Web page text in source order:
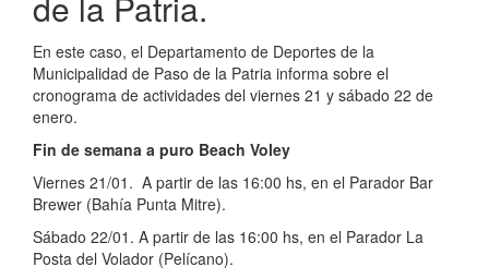
En este caso, el Departamento de Deportes de la
Municipalidad de Paso de la Patria informa sobre el
cronograma de actividades del viernes 21 y sábado 22 de
enero.
Fin de semana a puro Beach Voley
Viernes 21/01. A partir de las 16:00 hs, en el Parador Bar
Brewer (Bahía Punta Mitre).
Sábado 22/01. A partir de las 16:00 hs, en el Parador La
Posta del Volador (Pelícano).